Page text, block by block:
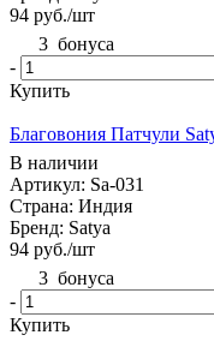
94 руб./шт
3 бонуса
-
Купить
Благовония Патчули
В наличии
Артикул: Sa-031
Страна: Индия
Бренд: Satya
94 руб./шт
3 бонуса
-
Купить